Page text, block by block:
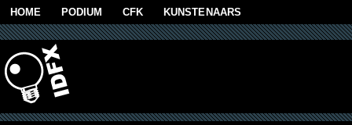
Skip to main content
HOME PODIUM CFK KUNSTENAARS